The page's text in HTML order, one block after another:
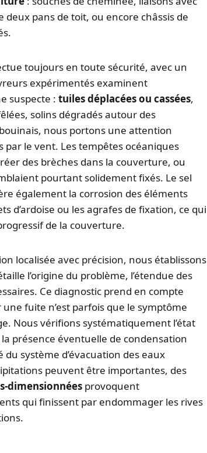
pans de toit, ou encore châssis de
toujours en toute sécurité, avec un
expérimentés examinent
suspecte : tuiles déplacées ou cassées,
solins dégradés autour des
nous portons une attention
par le vent. Les tempêtes océaniques
des brèches dans la couverture, ou
pourtant solidement fixés. Le sel
également la corrosion des éléments
d’ardoise ou les agrafes de fixation, ce qui
de la couverture.
localisée avec précision, nous établissons
l’origine du problème, l’étendue des
Ce diagnostic prend en compte
fuite n’est parfois que le symptôme
Nous vérifions systématiquement l’état
présence éventuelle de condensation
du système d’évacuation des eaux
peuvent être importantes, des
dimensionnées provoquent
qui finissent par endommager les rives